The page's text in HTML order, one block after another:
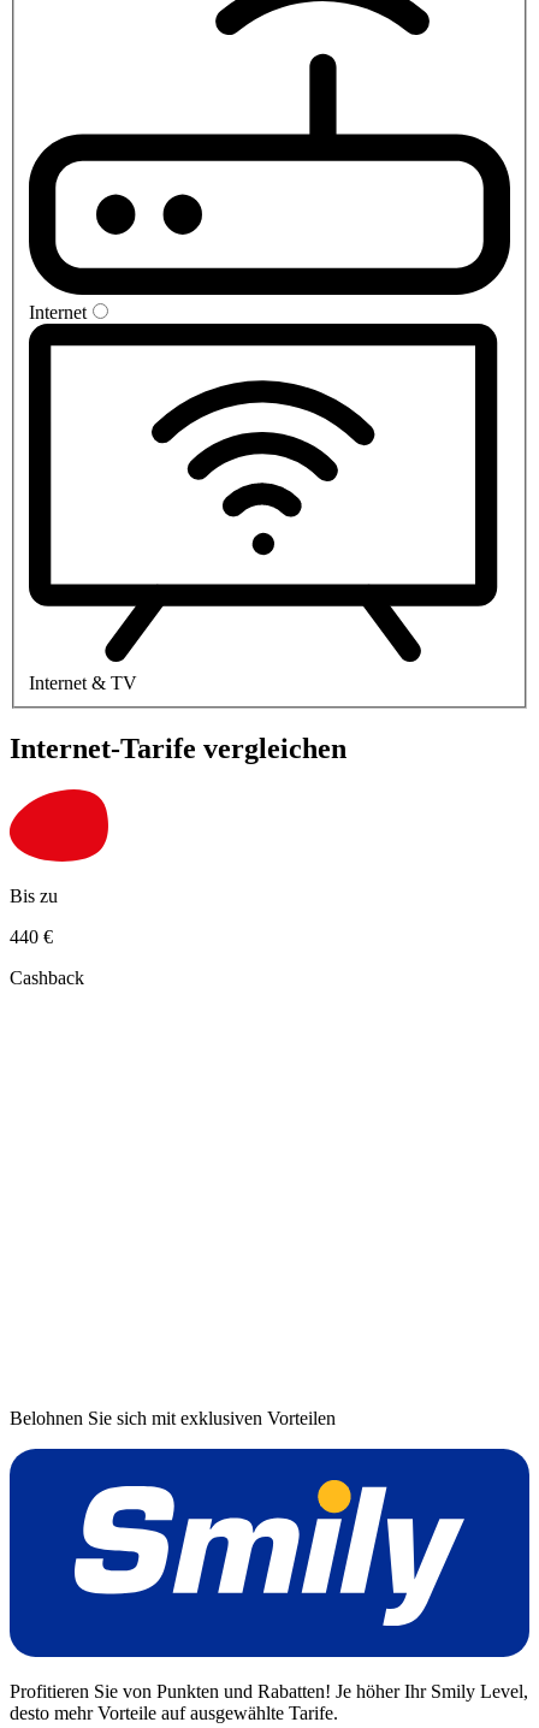
Internet
Internet & TV
Internet-Tarife vergleichen
Bis zu
440 €
Cashback
Belohnen Sie sich mit exklusiven Vorteilen
Profitieren Sie von Punkten und Rabatten! Je höher Ihr Smily Level,
desto mehr Vorteile aufausgewählte Tarife.